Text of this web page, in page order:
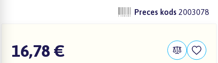
Preces kods 2003078
16,78 €